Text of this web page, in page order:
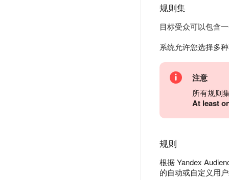
规则集
目标受众可以包含
系统允许您选择多
注意
所有规则
At least
规则
根据 Yandex
的自动或自定义用